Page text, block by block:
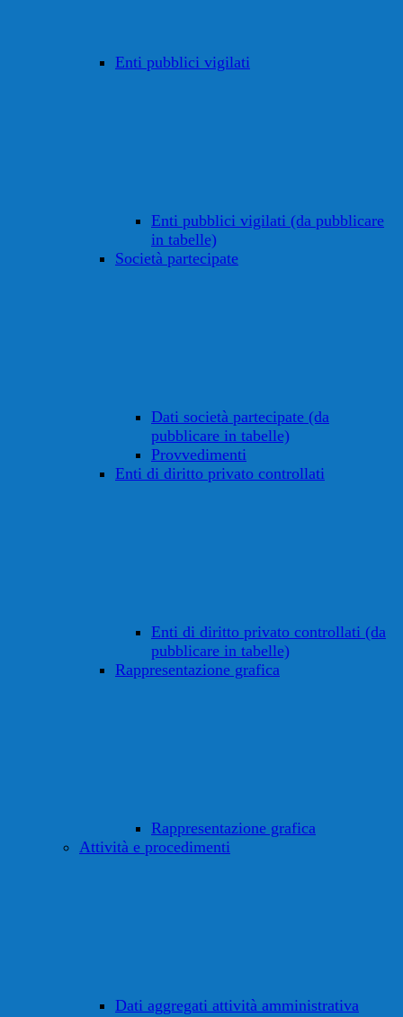
Enti pubblici vigilati
Enti pubblici vigilati (da pubblicare
in tabelle)
Società partecipate
Dati società partecipate (da
pubblicare in tabelle)
Provvedimenti
Enti di diritto privato controllati
Enti di diritto privato controllati (da
pubblicare in tabelle)
Rappresentazione grafica
Rappresentazione grafica
Attività e procedimenti
Dati aggregati attività amministrativa